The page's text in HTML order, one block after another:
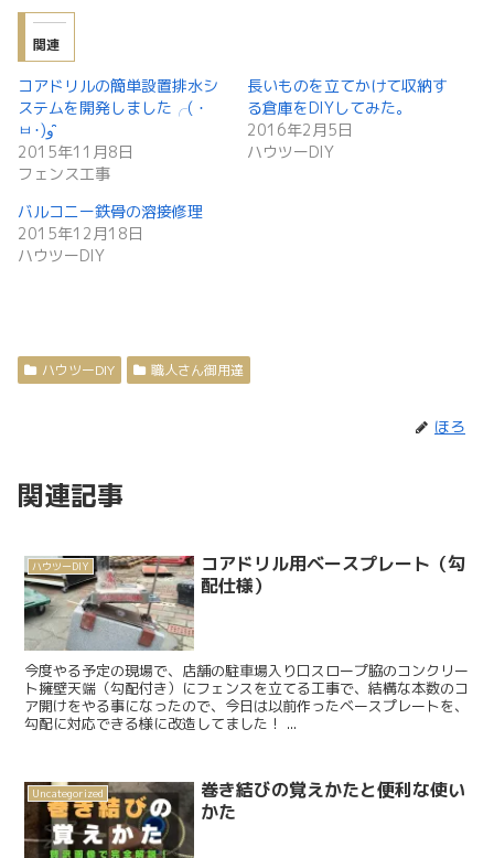
関連
コアドリルの簡単設置排水シ
ステムを開発しました╭( ･
ㅂ･)و ̑̑
2015年11月8日
フェンス工事
長いものを立てかけて収納す
る倉庫をDIYしてみた。
2016年2月5日
ハウツーDIY
バルコニー鉄骨の溶接修理
2015年12月18日
ハウツーDIY
ハウツーDIY 職人さん御用達
ほろ
関連記事
ハウツーDIY
コアドリル用ベースプレート（勾
配仕様）
今度やる予定の現場で、店舗の駐車場入り口スロープ脇のコンクリー
ト擁壁天端（勾配付き）にフェンスを立てる工事で、結構な本数のコ
ア開けをやる事になったので、今日は以前作ったベースプレートを、
勾配に対応できる様に改造してました！ ...
Uncategorized
巻き結びの覚えかたと便利な使い
かた